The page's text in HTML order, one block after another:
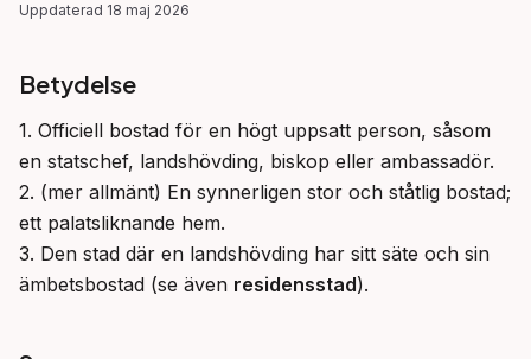
Uppdaterad 18 maj 2026
Betydelse
1. Officiell bostad för en högt uppsatt person, såsom
en statschef, landshövding, biskop eller ambassadör.
2. (mer allmänt) En synnerligen stor och ståtlig bostad;
ett palatsliknande hem.
3. Den stad där en landshövding har sitt säte och sin
ämbetsbostad (se även residensstad).